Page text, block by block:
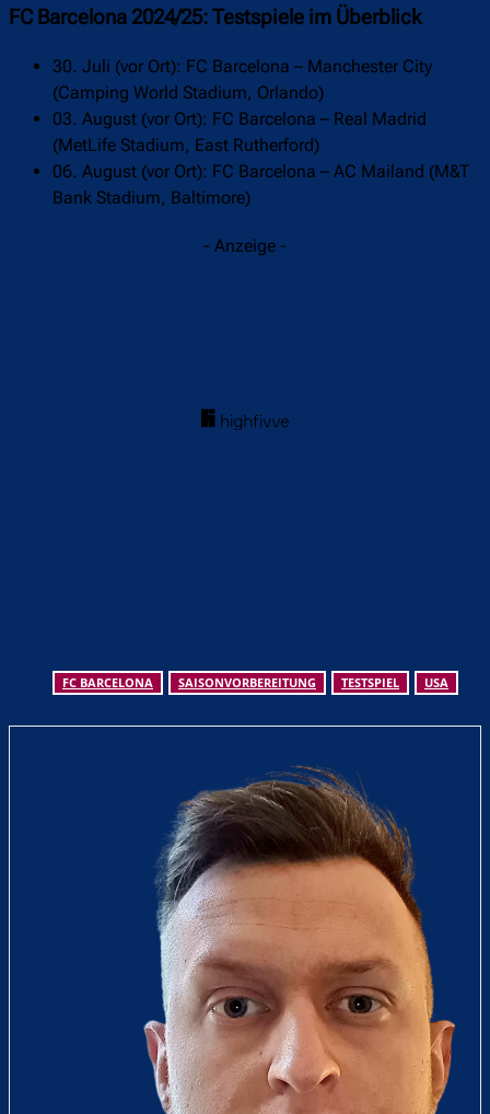
FC Barcelona 2024/25: Testspiele im Überblick
30. Juli (vor Ort): FC Barcelona – Manchester City
(Camping World Stadium, Orlando)
03. August (vor Ort): FC Barcelona – Real Madrid
(MetLife Stadium, East Rutherford)
06. August (vor Ort): FC Barcelona – AC Mailand (M&T
Bank Stadium, Baltimore)
- Anzeige -
FC BARCELONA SAISONVORBEREITUNG TESTSPIEL USA